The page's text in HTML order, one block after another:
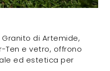
di Artemide,
Ten e vetro, offrono
ed estetica per